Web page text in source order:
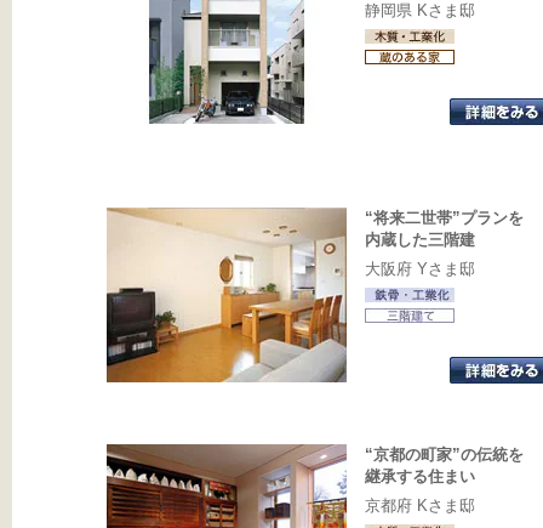
静岡県 Kさま邸
“将来二世帯”プランを
内蔵した三階建
大阪府 Yさま邸
“京都の町家”の伝統を
継承する住まい
京都府 Kさま邸